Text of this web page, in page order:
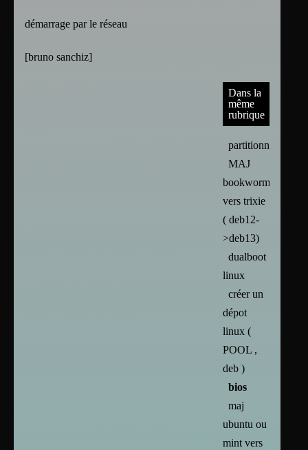
démarrage par le réseau
[bruno sanchiz]
Dans la
même
rubrique
partitionnement
MAJ
bookworm
vers trixie
( deb12-
>deb13)
dualboot
linux
créer un
dépot
linux (
POOL ,
deb )
bios
maj
ubuntu ou
mint vers